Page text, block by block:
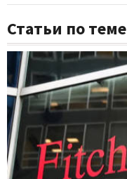
Статьи по теме